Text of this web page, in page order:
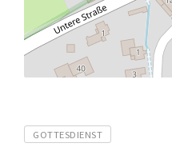
Tags
GOTTESDIENST